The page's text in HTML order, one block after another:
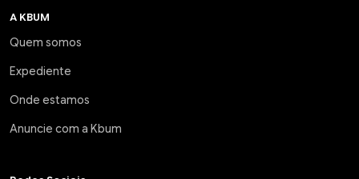
A KBUM
Quem somos
Expediente
Onde estamos
Anuncie com a Kbum